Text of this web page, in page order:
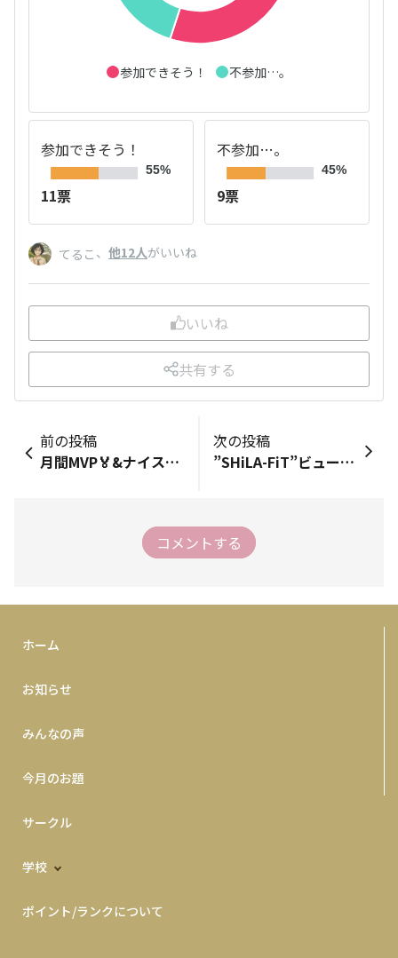
参加できそう！ 不参加…。
参加できそう！
55%
11票
不参加…。
45%
9票
てるこ 、 他12人がいいね
いいね
共有する
前の投稿
月間MVP🏅&ナイス投稿👍 2026年1月
次の投稿
”SHiLA-FiT”ビューティキャンプ３week！
コメントする
ホーム
お知らせ
みんなの声
今月のお題
サークル
学校
ポイント/ランクについて